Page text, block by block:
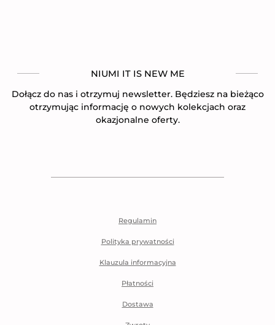
NIUMI IT IS NEW ME
Dołącz do nas i otrzymuj newsletter. Będziesz na bieżąco
otrzymując informację o nowych kolekcjach oraz
okazjonalne oferty.
Regulamin
Polityka prywatności
Klauzula informacyjna
Płatności
Dostawa